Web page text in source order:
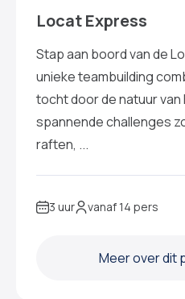
Locat Express
Stap aan boord van de
unieke teambuilding
tocht door de natuur
spannende challenges
raften, ...
3 uur vanaf 14 pers
Meer over dit